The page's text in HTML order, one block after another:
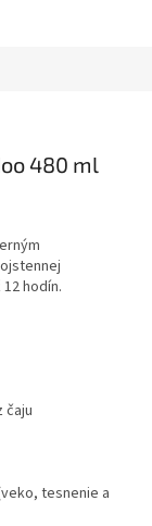
480 ml
hodín.
čaju
tesnenie a